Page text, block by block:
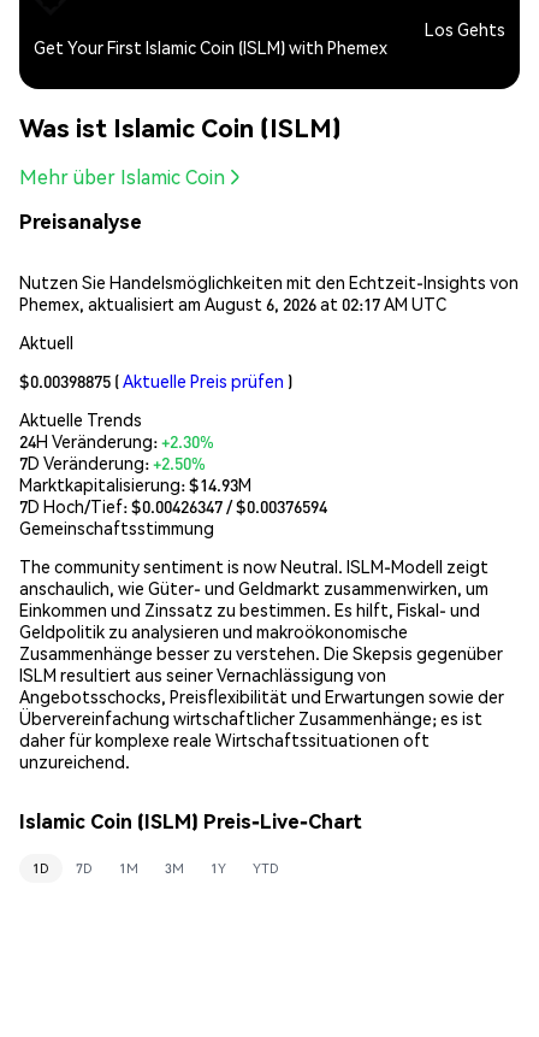
Get Your First Islamic Coin (ISLM) with Phemex
Los Gehts
Was ist Islamic Coin (ISLM)
Mehr über Islamic Coin
Preisanalyse
Nutzen Sie Handelsmöglichkeiten mit den Echtzeit-Insights von
Phemex, aktualisiert am August 6, 2026 at 02:17 AM UTC
Aktuell
$0.00398875 (Aktuelle Preis prüfen )
Aktuelle Trends
24H Veränderung:+2.30%
7D Veränderung:+2.50%
Marktkapitalisierung:$14.93M
7D Hoch/Tief: $0.00426347/ $0.00376594
Gemeinschaftsstimmung
The community sentiment is now Neutral. ISLM-Modell zeigt
anschaulich, wie Güter- und Geldmarkt zusammenwirken, um
Einkommen und Zinssatz zu bestimmen. Es hilft, Fiskal- und
Geldpolitik zu analysieren und makroökonomische
Zusammenhänge besser zu verstehen. Die Skepsis gegenüber
ISLM resultiert aus seiner Vernachlässigung von
Angebotsschocks, Preisflexibilität und Erwartungen sowie der
Übervereinfachung wirtschaftlicher Zusammenhänge; es ist
daher für komplexe reale Wirtschaftssituationen oft
unzureichend.
Islamic Coin (ISLM) Preis-Live-Chart
1D 7D 1M 3M 1Y YTD